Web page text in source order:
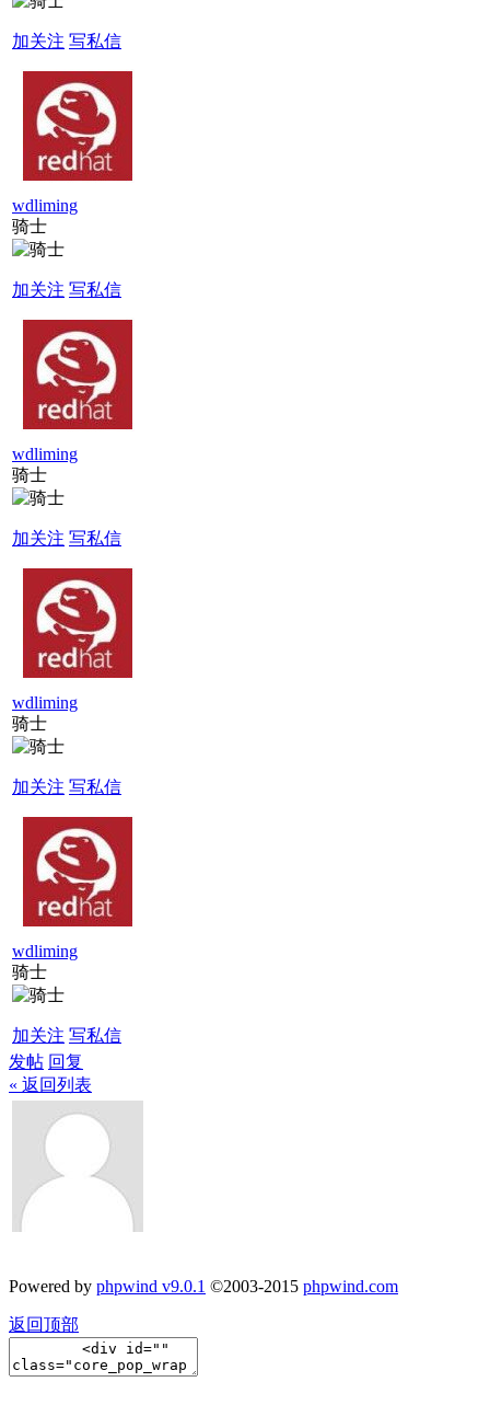
加关注 写私信
wdliming
骑士
加关注 写私信
wdliming
骑士
加关注 写私信
wdliming
骑士
加关注 写私信
wdliming
骑士
加关注 写私信
发帖 回复
« 返回列表
Powered by phpwind v9.0.1 ©2003-2015 phpwind.com
返回顶部